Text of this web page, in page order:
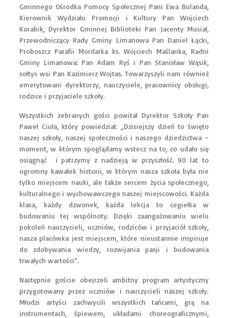
Gminnego Ośrodka Pomocy Społecznej Pani Ewa Bulanda,
Kierownik Wydziału Promocji i Kultury Pan Wojciech
Korabik, Dyrektor Gminnej Biblioteki Pan Jacenty Musiał,
Przewodniczący Rady Gminy Limanowa Pan Daniel Łącki,
Proboszcz Parafii Mordarka ks. Wojciech Maślanka, Radni
Gminy Limanowa: Pan Adam Ryś i Pan Stanisław Wąsik,
sołtys wsi Pan Kazimierz Wojtas. Towarzyszyli nam również
emerytowani dyrektorzy, nauczyciele, pracownicy obsługi,
rodzice i przyjaciele szkoły.
Wszystkich zebranych gości powitał Dyrektor Szkoły Pan
Paweł Ciuła, który powiedział: „Dzisiejszy dzień to święto
naszej szkoły, naszej społeczności i naszego dziedzictwa –
moment, w którym spoglądamy wstecz na to, co udało się
osiągnąć i patrzymy z nadzieją w przyszłość. 90 lat to
ogromny kawałek historii, w którym nasza szkoła była nie
tylko miejscem nauki, ale także sercem życia społecznego,
kulturalnego i wychowawczego naszej miejscowości. Każda
klasa, każdy dzwonek, każda lekcja to cegiełka w
budowaniu tej wspólnoty. Dzięki zaangażowaniu wielu
pokoleń nauczycieli, uczniów, rodziców i przyjaciół szkoły,
nasza placówka jest miejscem, które nieustannie inspiruje
do zdobywania wiedzy, rozwijania pasji i budowania
trwałych wartości”.
Następnie goście obejrzeli ambitny program artystyczny
przygotowany przez uczniów i nauczycieli naszej szkoły.
Młodzi artyści zachwycili wszystkich tańcami, grą na
instrumentach, śpiewem, układami choreograficznymi,